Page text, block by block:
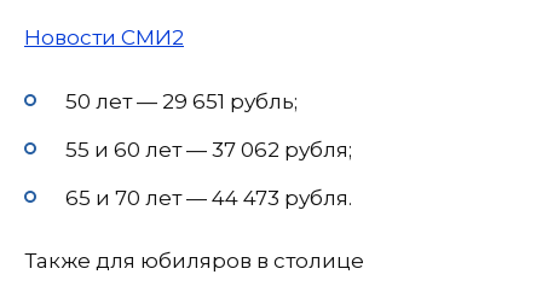
Новости СМИ2
50 лет — 29 651 рубль;
55 и 60 лет — 37 062 рубля;
65 и 70 лет — 44 473 рубля.
Также для юбиляров в столице